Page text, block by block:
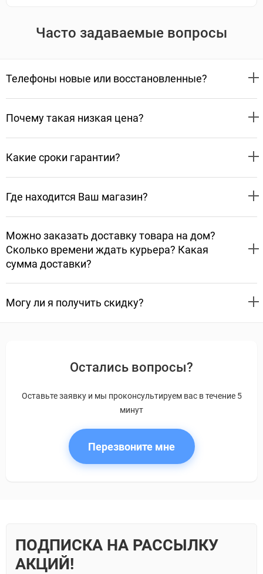
Часто задаваемые вопросы
Телефоны новые или восстановленные?
Почему такая низкая цена?
Какие сроки гарантии?
Где находится Ваш магазин?
Можно заказать доставку товара на дом?
Сколько времени ждать курьера? Какая
сумма доставки?
Могу ли я получить скидку?
Остались вопросы?
Оставьте заявку и мы проконсультируем вас в течение 5
минут
Перезвоните мне
ПОДПИСКА НА РАССЫЛКУ
АКЦИЙ!